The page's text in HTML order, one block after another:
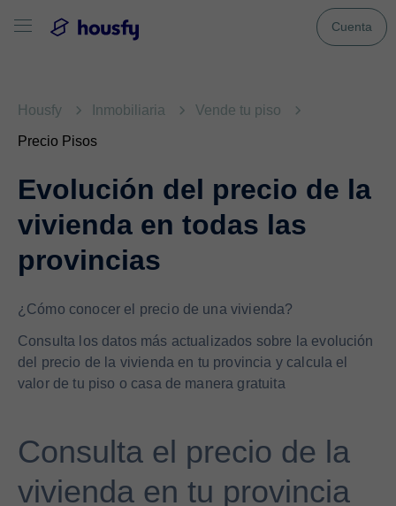
Cuenta
Housfy Inmobiliaria Vende tu piso
Precio Pisos
Evolución del precio de la
vivienda en todas las
provincias
¿Cómo conocer el precio de una vivienda?
Consulta los datos más actualizados sobre la evolución
del precio de la vivienda en tu provincia y calcula el
valor de tu piso o casa de manera gratuita
Consulta el precio de la
vivienda en tu provincia